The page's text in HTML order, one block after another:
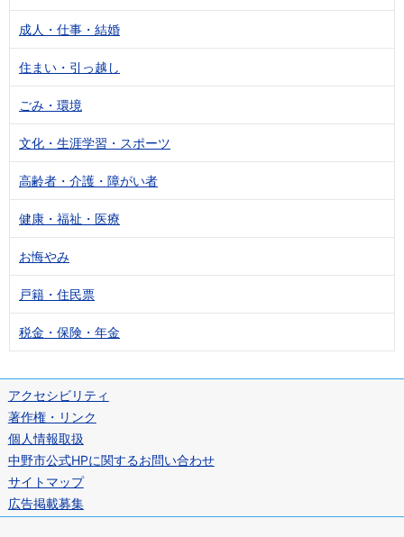
成人・仕事・結婚
住まい・引っ越し
ごみ・環境
文化・生涯学習・スポーツ
高齢者・介護・障がい者
健康・福祉・医療
お悔やみ
戸籍・住民票
税金・保険・年金
アクセシビリティ
著作権・リンク
個人情報取扱
中野市公式HPに関するお問い合わせ
サイトマップ
広告掲載募集